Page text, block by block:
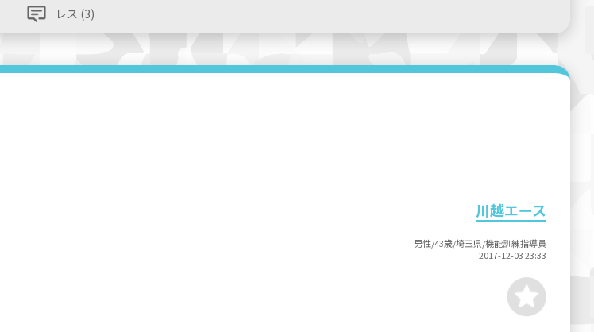
レス (3)
川越エース
男性/43歳/埼玉県/機能訓練指導員
2017-12-03 23:33